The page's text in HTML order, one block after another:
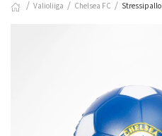
Valioliiga Chelsea FC Stressipallo